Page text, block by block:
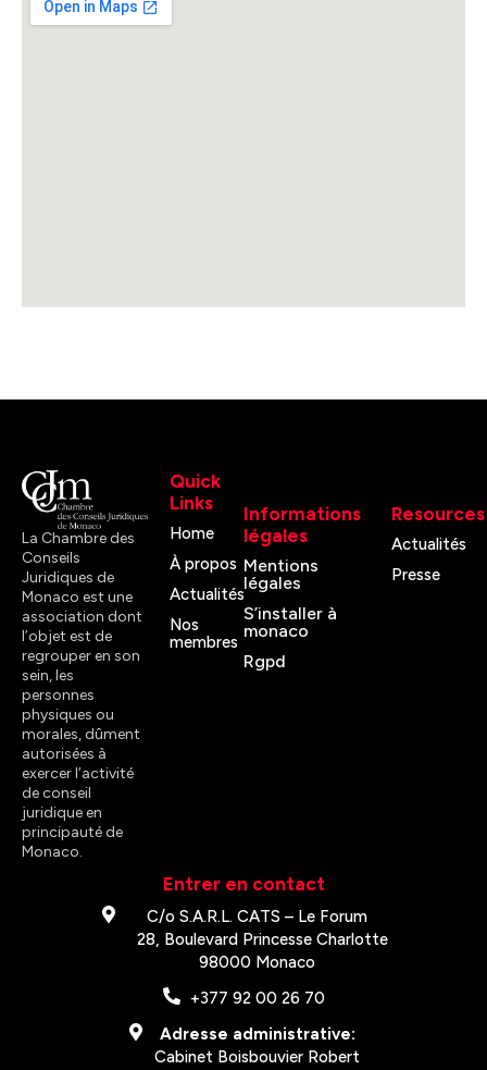
La Chambre des
Conseils
Juridiques de
Monaco est une
association dont
l’objet est de
regrouper en son
sein, les
personnes
physiques ou
morales, dûment
autorisées à
exercer l’activité
de conseil
juridique en
principauté de
Monaco.
Quick
Links
Home
À propos
Actualités
Nos
membres
Informations
légales
Mentions
légales
S’installer à
monaco
Rgpd
Resources
Actualités
Presse
Entrer en contact
C/o S.A.R.L. CATS – Le Forum
28, Boulevard Princesse Charlotte
98000 Monaco
+377 92 00 26 70
Adresse administrative:
Cabinet Boisbouvier Robert